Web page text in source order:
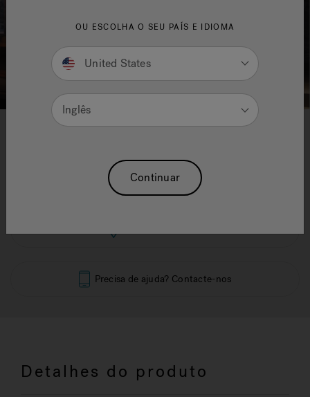
1 2 3 4 5 6
Mood Xl - Sauna 250 X 200 X
Precisa de ajuda? Contacte-nos
Detalhes do produto
OU ESCOLHA O SEU PAÍS E IDIOMA
United States
Inglês
Continuar